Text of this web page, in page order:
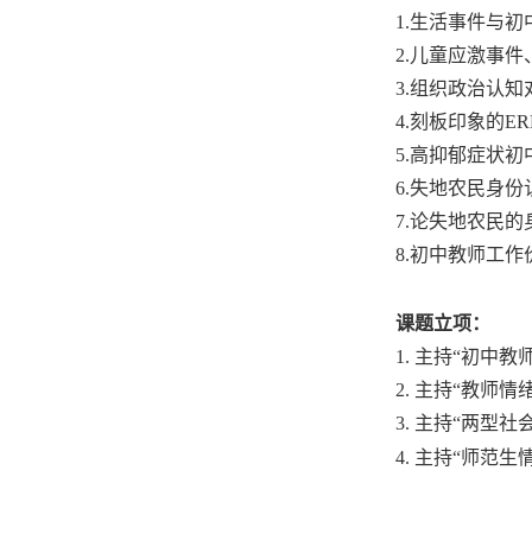
1.生活事件与初
2.儿童应激事件
3.组织政治认知
4.刻板印象的
5.高抑郁症状初
6.失地农民身份
7.论失地农民的
8.初中教师工作
课题立项：
1. 主持“初中教
2. 主持“教师情
3. 主持“两型社
4. 主持“师范生